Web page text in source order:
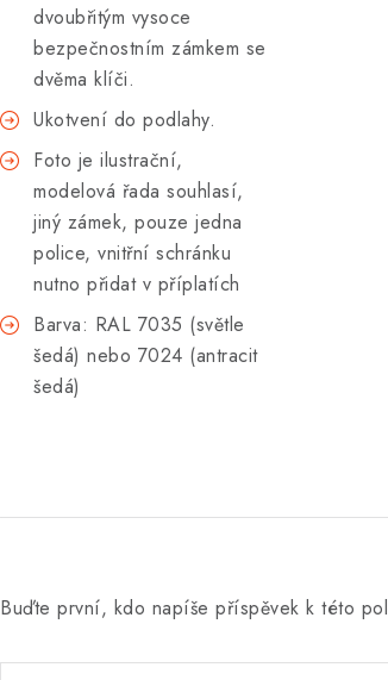
dvoubřitým vysoce
bezpečnostním zámkem se
dvěma klíči.
Ukotvení do podlahy.
Foto je ilustrační,
modelová řada souhlasí,
jiný zámek, pouze jedna
police, vnitřní schránku
nutno přidat v příplatích
Barva: RAL 7035 (světle
šedá) nebo 7024 (antracit
šedá)
Buďte první, kdo napíše příspěvek k této